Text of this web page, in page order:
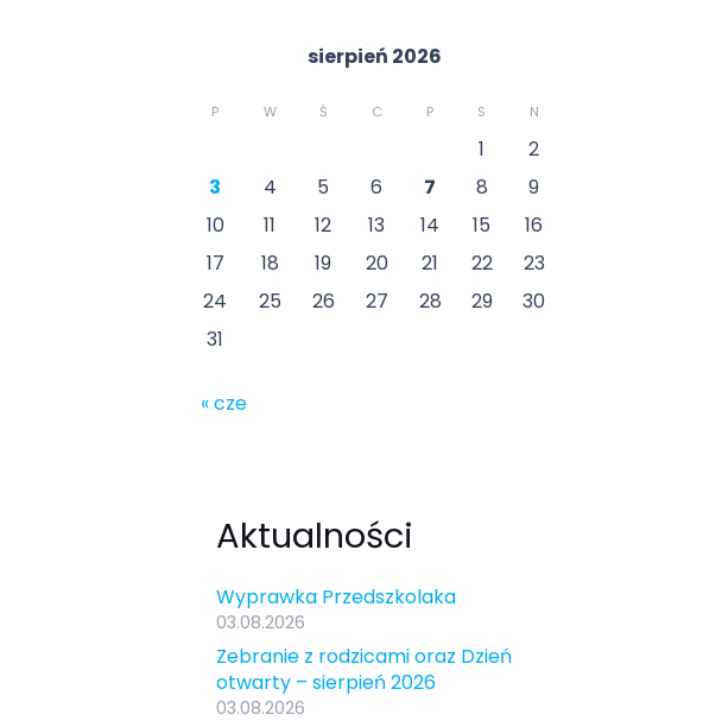
sierpień 2026
P W Ś C P S N
1
2
3
4 5 6 7 8
9
10
11 12 13 14 15
16
17
18 19 20 21 22
23
24
25 26 27 28 29
30
31
« cze
Aktualności
Wyprawka Przedszkolaka
03.08.2026
Zebranie z rodzicami oraz Dzień
otwarty – sierpień 2026
03.08.2026